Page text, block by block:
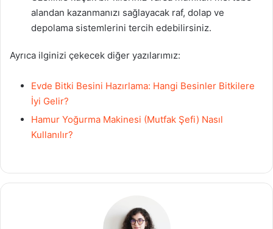
alandan kazanmanızı sağlayacak raf, dolap ve
depolama sistemlerini tercih edebilirsiniz.
Ayrıca ilginizi çekecek diğer yazılarımız:
Evde Bitki Besini Hazırlama: Hangi Besinler Bitkilere
İyi Gelir?
Hamur Yoğurma Makinesi (Mutfak Şefi) Nasıl
Kullanılır?